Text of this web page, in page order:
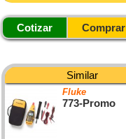
Cotizar Comprar
Similar
Fluke
773-Promo